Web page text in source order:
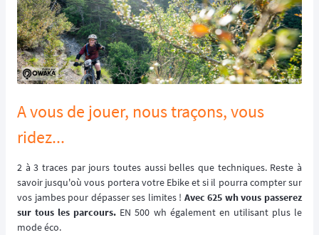
A vous de jouer, nous traçons, vous
ridez...
2 à 3 traces par jours toutes aussi belles que techniques. Reste à
savoir jusqu'où vous portera votre Ebike et si il pourra compter sur
vos jambes pour dépasser ses limites ! Avec 625 wh vous passerez
sur tous les parcours. EN 500 wh également en utilisant plus le
mode éco.